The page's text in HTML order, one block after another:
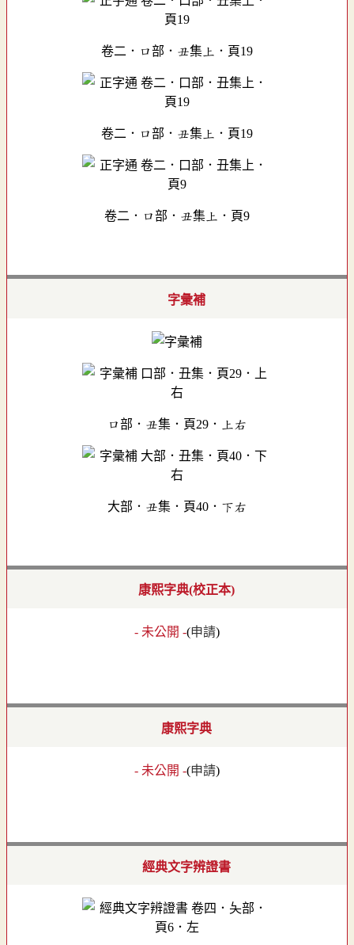
卷二．口部．丑集上．頁19
卷二．口部．丑集上．頁19
卷二．口部．丑集上．頁9
字彙補
口部．丑集．頁29．上右
大部．丑集．頁40．下右
康熙字典(校正本)
- 未公開 -(申請)
康熙字典
- 未公開 -(申請)
經典文字辨證書